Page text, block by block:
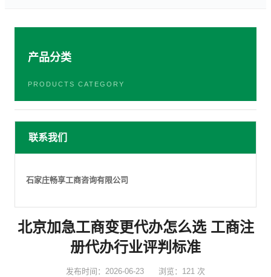
产品分类
PRODUCTS CATEGORY
联系我们
石家庄畅享工商咨询有限公司
北京加急工商变更代办怎么选 工商注
册代办行业评判标准
发布时间：2026-06-23 浏览：121 次